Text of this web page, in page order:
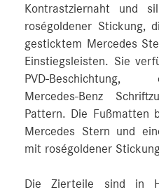
Kontrastziernaht und
roségoldener Stickung,
gesticktem Mercedes
Einstiegsleisten. Sie
PVD-
Mercedes‑Benz
Pattern. Die Fußmatten
Mercedes Stern und
mit roségoldener
Die Zierteile sind in